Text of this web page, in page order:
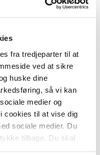
fra tredjeparter til at
ved at sikre
huske dine
så vi kan
medier og
cookies til at vise dig
sociale medier. Du
tilbage. Du skal
rask lille handel, da
fat i gudinden Idun
er selvfølgelig lige
med. Og så det
sure, bare fordi de